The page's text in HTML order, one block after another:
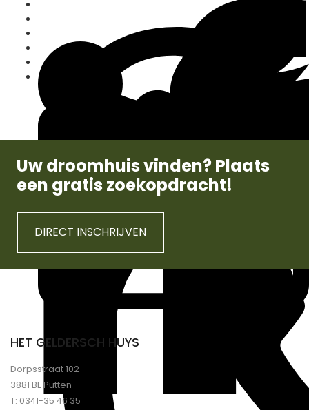
Uw droomhuis vinden? Plaats
een gratis zoekopdracht!
DIRECT INSCHRIJVEN
HET GELDERSCH HUYS
Dorpsstraat 102
3881 BE Putten
T: 0341-35 46 35